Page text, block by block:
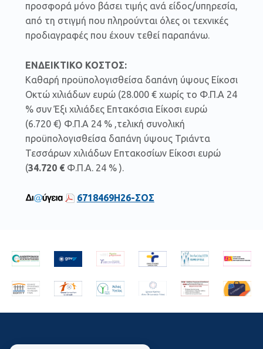
προσφορά μόνο βάσει τιμής ανά είδος/υπηρεσία,
από τη στιγμή που πληρούνται όλες οι τεχνικές
προδιαγραφές που έχουν τεθεί παραπάνω.
ΕΝΔΕΙΚΤΙΚΟ ΚΟΣΤΟΣ:
Καθαρή προϋπολογισθείσα δαπάνη ύψους Είκοσι
Οκτώ χιλιάδων ευρώ (28.000 € χωρίς το Φ.Π.Α 24
% συν Έξι χιλιάδες Επτακόσια Είκοσι ευρώ
(6.720 €) Φ.Π.Α 24 % ,τελική συνολική
προϋπολογισθείσα δαπάνη ύψους Τριάντα
Τεσσάρων χιλιάδων Επτακοσίων Είκοσι ευρώ
(34.720 €Φ.Π.Α. 24 % ).
6718469Η26-ΣΟΣ